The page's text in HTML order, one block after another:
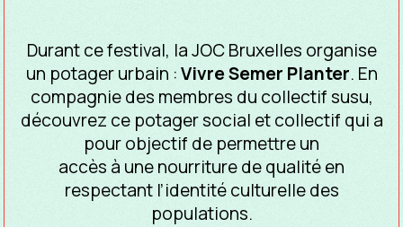
Durant ce festival, la JOC Bruxelles organise
un potager urbain :Vivre Semer Planter. En
compagnie des membres du collectif susu,
découvrez ce potager social et collectif qui a
pour objectif de permettre un
accès à une nourriture de qualité en
respectant l’identité culturelle des
populations.